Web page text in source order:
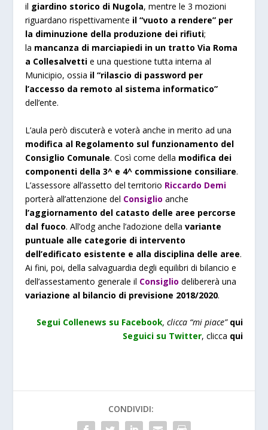
il giardino storico di Nugola, mentre le 3 mozioni
riguardano rispettivamente il “vuoto a rendere” per
la diminuzione della produzione dei rifiuti;
la mancanza di marciapiedi in un tratto Via Roma
a Collesalvettie una questione tutta interna al
Municipio, ossia il “rilascio di password per
l’accesso da remoto al sistema informatico”
dell’ente.
L’aula però discuterà e voterà anche in merito ad una
modifica al Regolamento sul funzionamento del
Consiglio Comunale. Così come della modifica dei
componenti della 3^ e 4^ commissione consiliare.
L’assessore all’assetto del territorio Riccardo Demi
porterà all’attenzione del Consiglio anche
l’aggiornamento del catasto delle aree percorse
dal fuoco. All’odg anche l’adozione della variante
puntuale alle categorie di intervento
dell’edificato esistente e alla disciplina delle aree.
Ai fini, poi, della salvaguardia degli equilibri di bilancio e
dell’assestamento generale il Consiglio delibererà una
variazione al bilancio di previsione 2018/2020.
Segui Collenews su Facebook, clicca “mi piace” qui
Seguici su Twitter, clicca qui
CONDIVIDI: